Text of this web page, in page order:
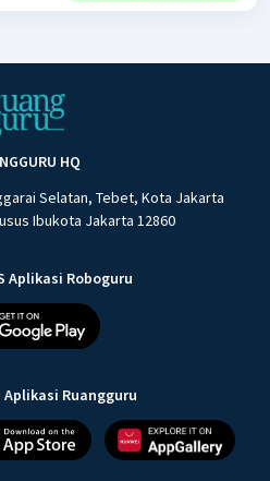
HQ
Selatan, Tebet, Kota Jakarta
Ibukota Jakarta 12860
Aplikasi Roboguru
Aplikasi Ruangguru